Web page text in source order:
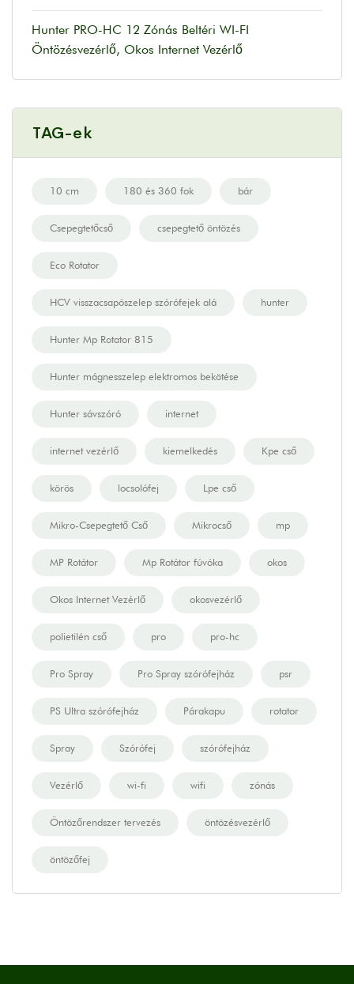
Hunter PRO-HC 12 Zónás Beltéri WI-FI
Öntözésvezérlő, Okos Internet Vezérlő
TAG-ek
10 cm 180 és 360 fok bár
Csepegtetőcső csepegtető öntözés
Eco Rotator
HCV visszacsapószelep szórófejek alá hunter
Hunter Mp Rotator 815
Hunter mágnesszelep elektromos bekötése
Hunter sávszóró internet
internet vezérlő kiemelkedés Kpe cső
körös locsolófej Lpe cső
Mikro-Csepegtető Cső Mikrocső mp
MP Rotátor Mp Rotátor fúvóka okos
Okos Internet Vezérlő okosvezérlő
polietilén cső pro pro-hc
Pro Spray Pro Spray szórófejház psr
PS Ultra szórófejház Párakapu rotator
Spray Szórófej szórófejház
Vezérlő wi-fi wifi zónás
Öntözőrendszer tervezés öntözésvezérlő
öntözőfej